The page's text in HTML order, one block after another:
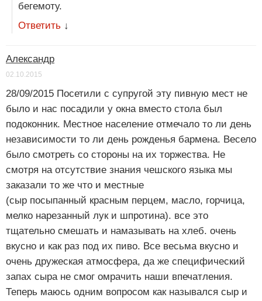
бегемоту.
Ответить ↓
Александр
02.10.2015
28/09/2015 Посетили с супругой эту пивную мест не
было и нас посадили у окна вместо стола был
подоконник. Местное население отмечало то ли день
независимости то ли день рожденья бармена. Весело
было смотреть со стороны на их торжества. Не
смотря на отсутствие знания чешского языка мы
заказали то же что и местные
(сыр посыпанный красным перцем, масло, горчица,
мелко нарезанный лук и шпротина). все это
тщательно смешать и намазывать на хлеб. очень
вкусно и как раз под их пиво. Все весьма вкусно и
очень дружеская атмосфера, да же специфический
запах сыра не смог омрачить наши впечатления.
Теперь маюсь одним вопросом как назывался сыр и